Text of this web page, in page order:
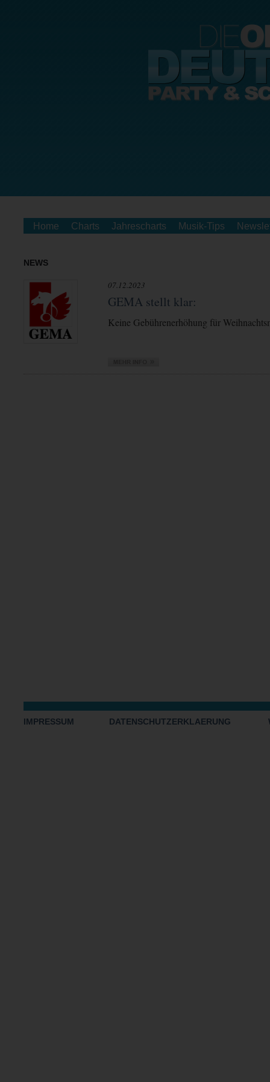
Home Charts Jahrescharts Musik-Tips
NEWS
07.12.2023
GEMA stellt klar:
Keine Gebührenerhöhung für
IMPRESSUM DATENSCHUTZERKLAERUNG